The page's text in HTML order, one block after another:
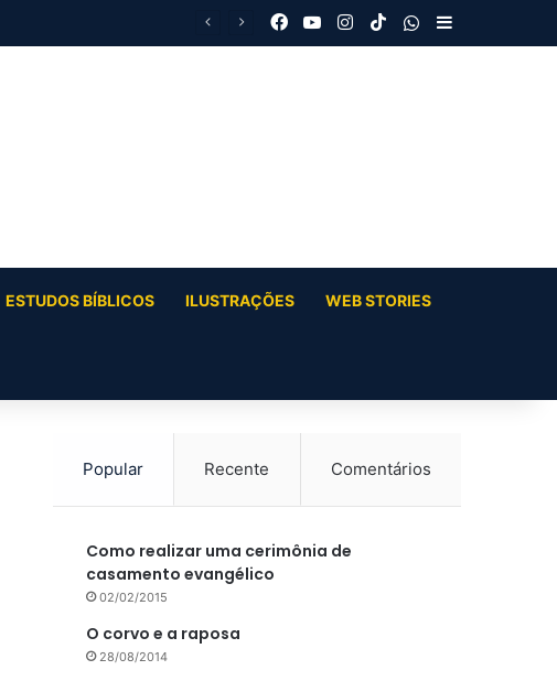
Facebook
YouTubeInstagram
TikTokWhatsApp
Barra Lateral
ESTUDOS BÍBLICOS ILUSTRAÇÕES WEB STORIES
Popular Recente Comentários
Como realizar uma cerimônia de
casamento evangélico
02/02/2015
O corvo e a raposa
28/08/2014